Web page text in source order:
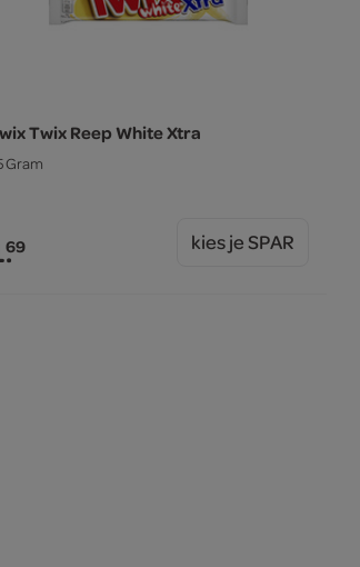
Twix Reep White Xtra
Gram
69 kies je SPAR